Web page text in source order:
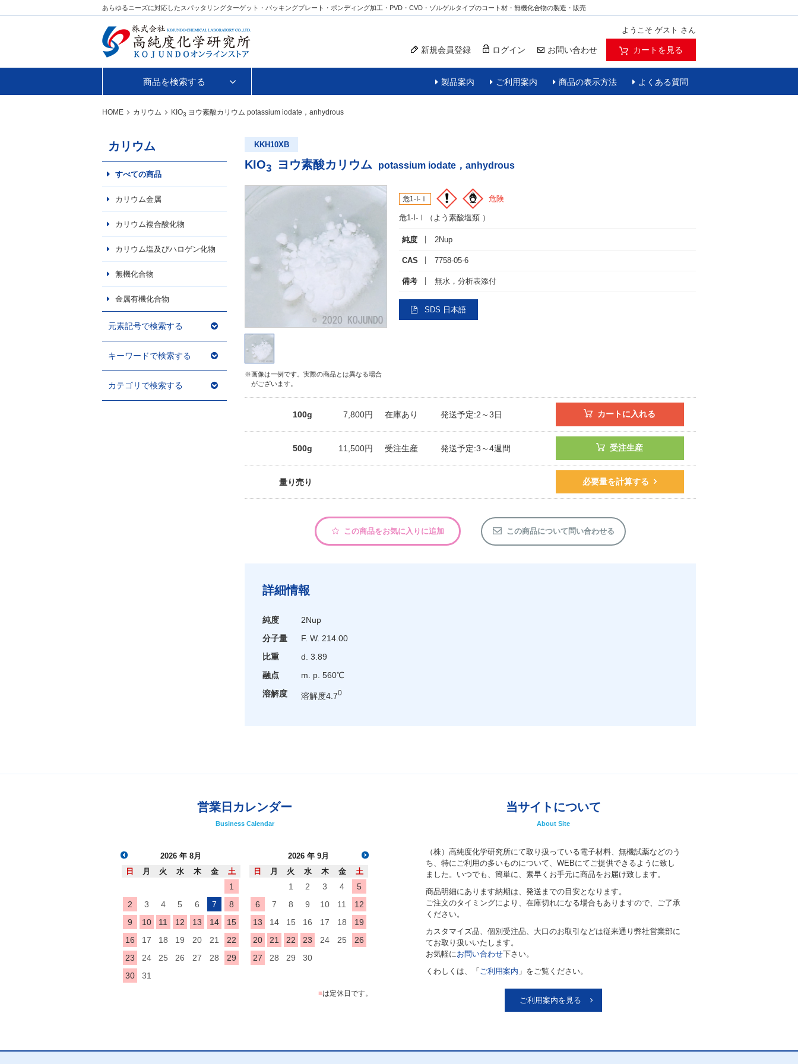
あらゆるニーズに対応したスパッタリングターゲット・バッキングプレート・ボンディング加工・PVD・CVD・ゾルゲルタイプのコート材・無機化合物の製造・販売
ようこそ ゲスト さん
新規会員登録 ログイン お問い合わせ カートを見る
商品を検索する 製品案内 ご利用案内 商品の表示方法 よくある質問
HOME カリウム KIO3 ヨウ素酸カリウム potassium iodate，anhydrous
カリウム
すべての商品
カリウム金属
カリウム複合酸化物
カリウム塩及びハロゲン化物
無機化合物
金属有機化合物
元素記号で検索する
キーワードで検索する
カテゴリで検索する
KKH10XB
KIO3 ヨウ素酸カリウム potassium iodate，anhydrous
※画像は一例です。実際の商品とは異なる場合
がございます。
危1-I-Ⅰ 危険
危1-I-Ⅰ（よう素酸塩類 ）
純度 2Nup
CAS 7758-05-6
備考 無水，分析表添付
SDS 日本語
100g 7,800円 在庫あり 発送予定:2～3日 カートに入れる
500g 11,500円 受注生産 発送予定:3～4週間 受注生産
量り売り 必要量を計算する
この商品をお気に入りに追加 この商品について問い合わせる
詳細情報
純度
2Nup
分子量
F. W. 214.00
比重
d. 3.89
融点
m. p. 560℃
溶解度
溶解度4.70
当サイトについて
About Site
（株）高純度化学研究所にて取り扱っている電子材料、無機試薬などのう
ち、特にご利用の多いものについて、WEBにてご提供できるように致し
ました。いつでも、簡単に、素早くお手元に商品をお届け致します。
商品明細にあります納期は、発送までの目安となります。
ご注文のタイミングにより、在庫切れになる場合もありますので、ご了承
ください。
カスタマイズ品、個別受注品、大口のお取引などは従来通り弊社営業部に
てお取り扱いいたします。
お気軽にお問い合わせ下さい。
くわしくは、「 ご利用案内 」をご覧ください。
ご利用案内を見る
営業日カレンダー
Business Calendar
2026 年 8月
日
月 火 水 木 金 土
1
2
3 4 5 6 7
8
9
10 11 12 13 14
15
16
17 18 19 20 21
22
23
24 25 26 27 28
29
30
31
2026 年 9月
日
月 火 水 木 金 土
1 2 3 4
5
6
7 8 9 10 11
12
13
14 15 16 17 18
19
20
21 22 23 24 25
26
27
28 29 30
■は定休日です。